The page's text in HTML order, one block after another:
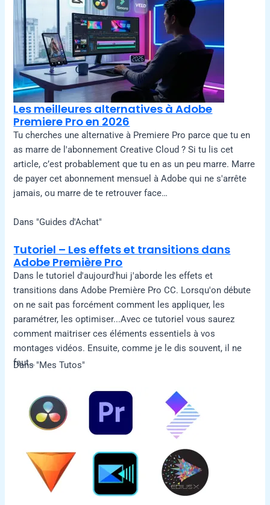
Les meilleures alternatives à Adobe
Premiere Pro en 2026
Tu cherches une alternative à Premiere Pro parce que tu en
as marre de l'abonnement Creative Cloud ? Si tu lis cet
article, c’est probablement que tu en as un peu marre. Marre
de payer cet abonnement mensuel à Adobe qui ne s'arrête
jamais, ou marre de te retrouver face…
Dans "Guides d'Achat"
Tutoriel – Les effets et transitions dans
Adobe Première Pro
Dans le tutoriel d'aujourd'hui j'aborde les effets et
transitions dans Adobe Première Pro CC. Lorsqu'on débute
on ne sait pas forcément comment les appliquer, les
paramétrer, les optimiser...Avec ce tutoriel vous saurez
comment maitriser ces éléments essentiels à vos
montages vidéos. Ensuite, comme je le dis souvent, il ne
faut…
Dans "Mes Tutos"